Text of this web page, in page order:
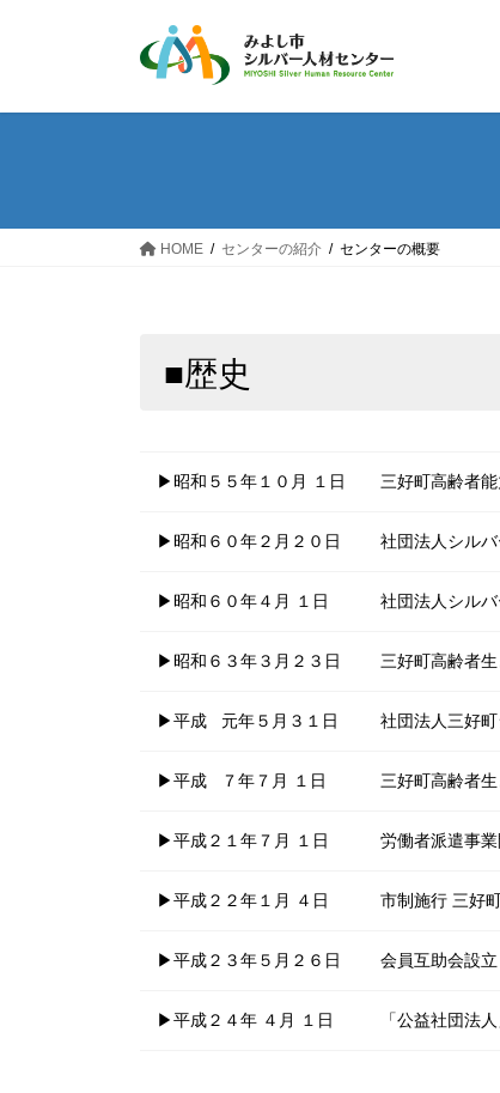
HOME センターの紹介 センターの概要
■歴史
▶昭和５５年１０月 １日 三好町高齢者
▶昭和６０年２月２０日 社団法人シル
▶昭和６０年４月 １日 社団法人シル
▶昭和６３年３月２３日 三好町高齢者
▶平成 元年５月３１日 社団法人三好
▶平成 ７年７月 １日 三好町高齢者
▶平成２１年７月 １日 労働者派遣事
▶平成２２年１月 ４日 市制施行 三好
▶平成２３年５月２６日 会員互助会設立
▶平成２４年 ４月 １日 「公益社団法